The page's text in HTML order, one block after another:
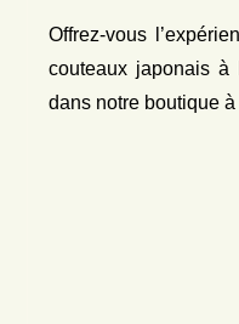
Offrez-vous
couteaux japonais à
dans notre boutique à